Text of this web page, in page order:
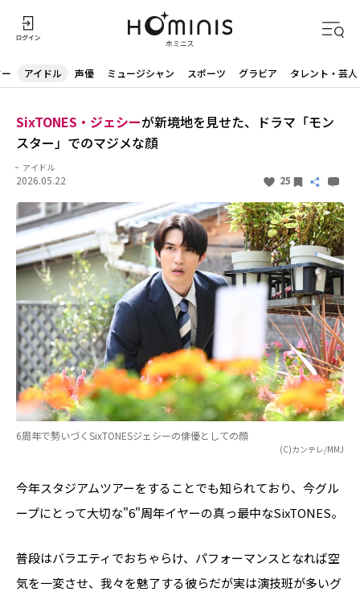
アイドル 声優 ミュージシャン スポーツ グラビア タレント・芸人
SixTONES・ジェシーが新境地を見せた、ドラマ「モン
スター」でのマジメな顔
アイドル
2026.05.22 25
6周年で勢いづくSixTONESジェシーの俳優としての顔
(C)カンテレ/MMJ
今年スタジアムツアーをすることでも知られており、今グル
ープにとって大切な"6"周年イヤーの真っ最中なSixTONES。
普段はバラエティでおちゃらけ、パフォーマンスとなれば空
気を一変させ、我々を魅了する彼らだが実は演技班が多いグ